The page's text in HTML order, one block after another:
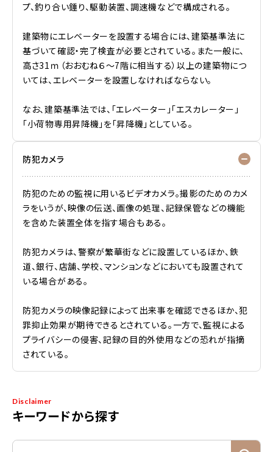
Disclaimer
キーワードから探す
プ、釣り合い錘り、駆動装置、調速機などで構成される。
建築物にエレベーターを設置する場合には、建築基準法に
基づいて確認・完了検査が必要とされている。また一般に、
高さ31ｍ（おおむね６～7階に相当する）以上の建築物につ
いては、エレベーターを設置しなければならない。
なお、建築基準法では、「エレベーター」「エスカレーター」
「小荷物専用昇降機」を「昇降機」としている。
防犯カメラ
防犯のための監視に用いるビデオカメラ。撮影のためのカメ
ラをいうが、映像の伝送、画像の処理、記録保管などの機能
を含めた装置全体を指す場合もある。
防犯カメラは、警察が繁華街などに設置しているほか、鉄
道、銀行、店舗、学校、マンションなどにおいても設置されて
いる場合がある。
防犯カメラの映像記録によって出来事を確認できるほか、犯
罪抑止効果が期待できるとされている。一方で、監視による
プライバシーの侵害、記録の目的外使用などの恐れが指摘
されている。